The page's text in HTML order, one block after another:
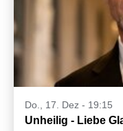
Do., 17. Dez - 19:15
Unheilig - Liebe